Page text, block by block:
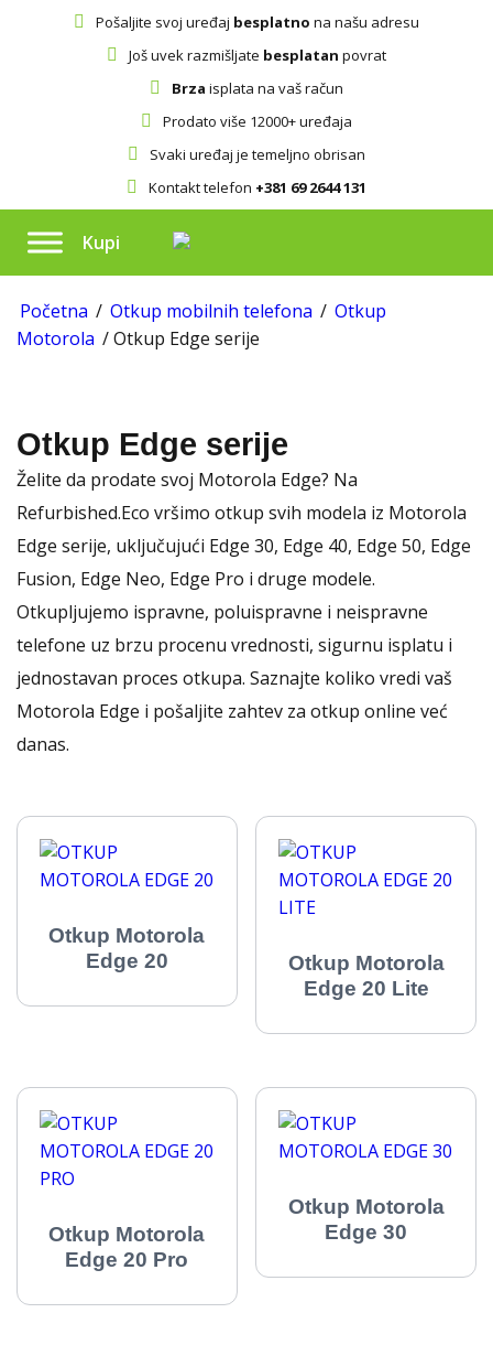
Pošaljite svoj uređaj besplatno na našu adresu
Još uvek razmišljate besplatan povrat
Brza isplata na vaš račun
Prodato više 12000+ uređaja
Svaki uređaj je temeljno obrisan
Kontakt telefon +381 69 2644 131
Kupi
Početna / Otkup mobilnih telefona / Otkup
Motorola / Otkup Edge serije
Otkup Edge serije
Želite da prodate svoj Motorola Edge? Na
Refurbished.Eco vršimo otkup svih modela iz Motorola
Edge serije, uključujući Edge 30, Edge 40, Edge 50, Edge
Fusion, Edge Neo, Edge Pro i druge modele.
Otkupljujemo ispravne, poluispravne i neispravne
telefone uz brzu procenu vrednosti, sigurnu isplatu i
jednostavan proces otkupa. Saznajte koliko vredi vaš
Motorola Edge i pošaljite zahtev za otkup online već
danas.
Otkup Motorola
Edge 20
Otkup Motorola
Edge 20 Lite
Otkup Motorola
Edge 20 Pro
Otkup Motorola
Edge 30